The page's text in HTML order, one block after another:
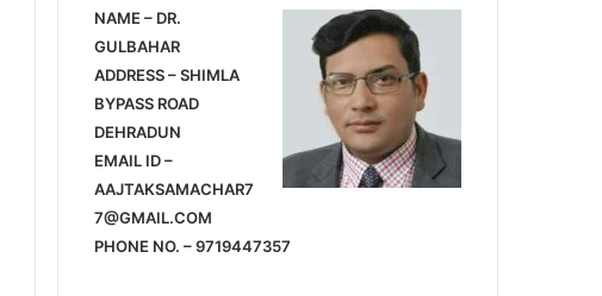
NAME – DR.
GULBAHAR
ADDRESS – SHIMLA
BYPASS ROAD
DEHRADUN
EMAIL ID –
AAJTAKSAMACHAR7
7@GMAIL.COM
PHONE NO. – 9719447357